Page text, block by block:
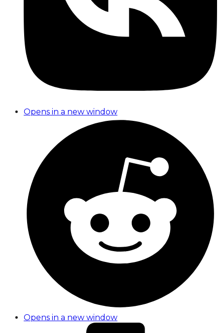
Opens in a new window
Opens in a new window